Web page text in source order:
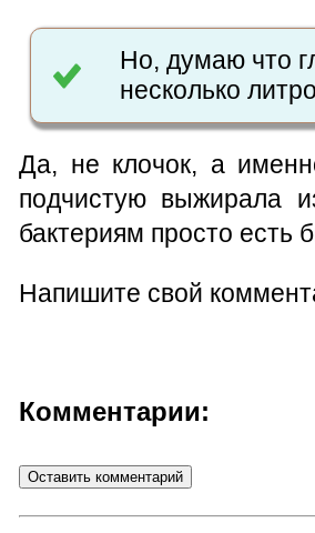
Но, думаю что
несколько
Да, не клочок, а
подчистую выжирала
бактериям просто есть
Напишите свой
Комментарии: